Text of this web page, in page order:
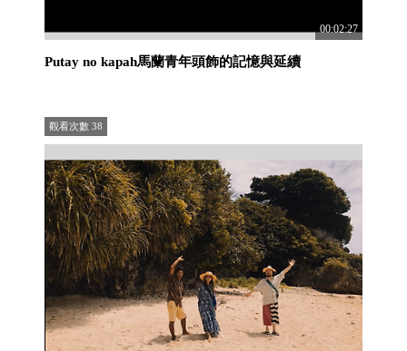
00:02:27
Putay no kapah馬蘭青年頭飾的記憶與延續
觀看次數 38